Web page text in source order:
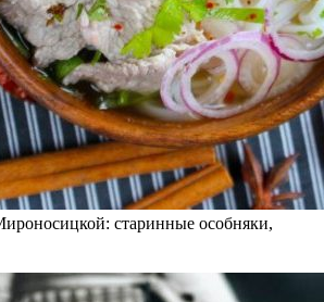
старинные особняки,